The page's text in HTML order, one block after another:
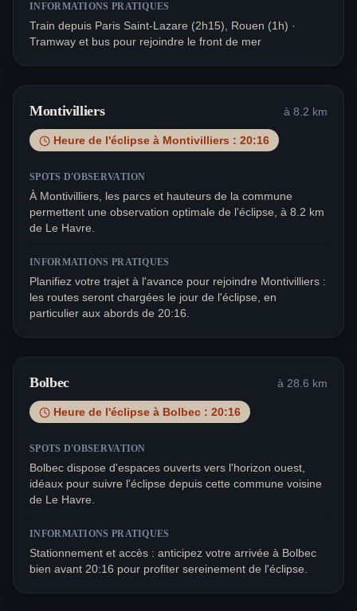
INFORMATIONS PRATIQUES
Train depuis Paris Saint-Lazare (2h15), Rouen (1h) ·
Tramway et bus pour rejoindre le front de mer
Montivilliers à 8.2 km
Heure de l'éclipse à Montivilliers : 20:16
SPOTS D'OBSERVATION
À Montivilliers, les parcs et hauteurs de la commune
permettent une observation optimale de l'éclipse, à 8.2 km
de Le Havre.
INFORMATIONS PRATIQUES
Planifiez votre trajet à l'avance pour rejoindre Montivilliers :
les routes seront chargées le jour de l'éclipse, en
particulier aux abords de 20:16.
Bolbec à 28.6 km
Heure de l'éclipse à Bolbec : 20:16
SPOTS D'OBSERVATION
Bolbec dispose d'espaces ouverts vers l'horizon ouest,
idéaux pour suivre l'éclipse depuis cette commune voisine
de Le Havre.
INFORMATIONS PRATIQUES
Stationnement et accès : anticipez votre arrivée à Bolbec
bien avant 20:16 pour profiter sereinement de l'éclipse.